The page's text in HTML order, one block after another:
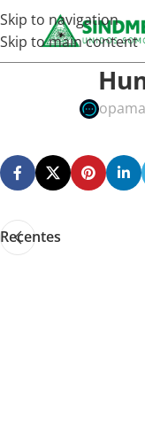
Skip to navigation
Skip to main content
opama
Recentes